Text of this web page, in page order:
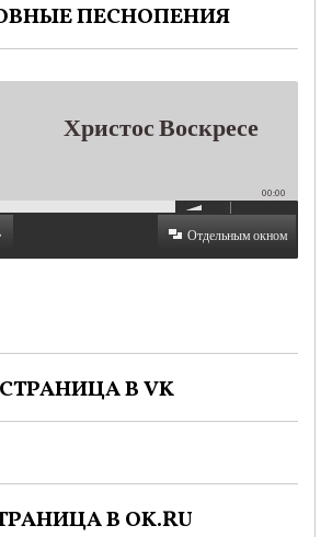
ПЕСНОПЕНИЯ
Христос Воскресе
00:00
Отдельным окном
СТРАНИЦА В VK
В OK.RU